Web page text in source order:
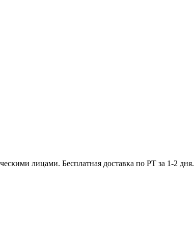
лицами. Бесплатная доставка по РТ за 1-2 дня.